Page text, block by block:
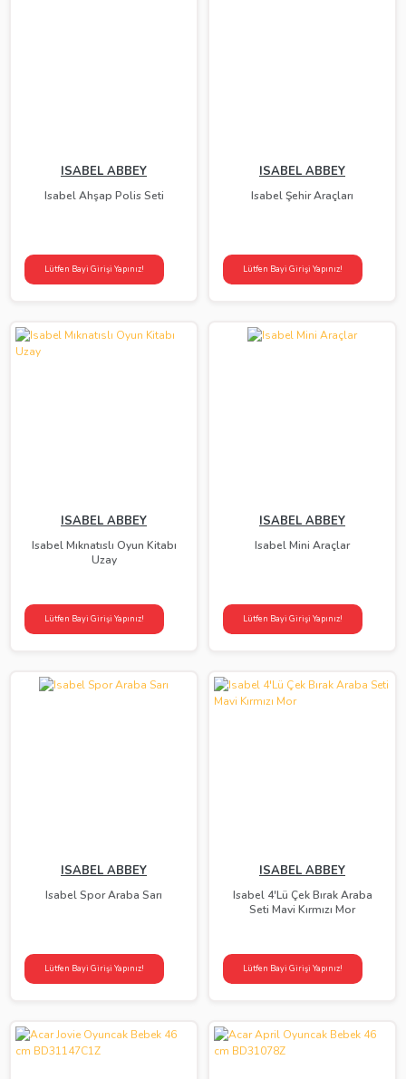
ISABEL ABBEY
Isabel Ahşap Polis Seti
Lütfen Bayi Girişi Yapınız!
ISABEL ABBEY
Isabel Şehir Araçları
Lütfen Bayi Girişi Yapınız!
ISABEL ABBEY
Isabel Mıknatıslı Oyun Kitabı
Uzay
Lütfen Bayi Girişi Yapınız!
ISABEL ABBEY
Isabel Mini Araçlar
Lütfen Bayi Girişi Yapınız!
ISABEL ABBEY
Isabel Spor Araba Sarı
Lütfen Bayi Girişi Yapınız!
ISABEL ABBEY
Isabel 4'Lü Çek Bırak Araba
Seti Mavi Kırmızı Mor
Lütfen Bayi Girişi Yapınız!